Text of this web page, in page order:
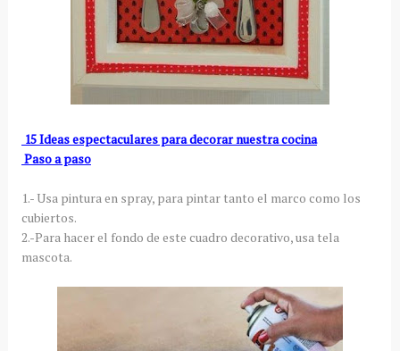
15 Ideas espectaculares para decorar nuestra cocina
Paso a paso
1.- Usa pintura en spray, para pintar tanto el marco como los
cubiertos.
2.-Para hacer el fondo de este cuadro decorativo, usa tela
mascota.